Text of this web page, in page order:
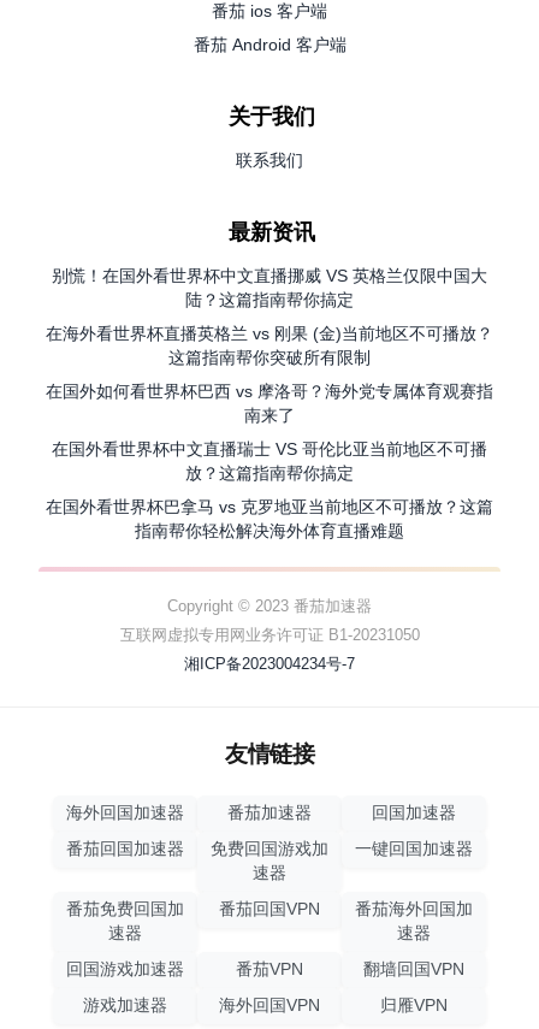
番茄 ios 客户端
番茄 Android 客户端
关于我们
联系我们
最新资讯
别慌！在国外看世界杯中文直播挪威 VS 英格兰仅限中国大
陆？这篇指南帮你搞定
在海外看世界杯直播英格兰 vs 刚果 (金)当前地区不可播放？
这篇指南帮你突破所有限制
在国外如何看世界杯巴西 vs 摩洛哥？海外党专属体育观赛指
南来了
在国外看世界杯中文直播瑞士 VS 哥伦比亚当前地区不可播
放？这篇指南帮你搞定
在国外看世界杯巴拿马 vs 克罗地亚当前地区不可播放？这篇
指南帮你轻松解决海外体育直播难题
Copyright © 2023 番茄加速器
互联网虚拟专用网业务许可证 B1-20231050
湘ICP备2023004234号-7
友情链接
海外回国加速器 番茄加速器
回国加速器
番茄回国加速器
免费回国游戏加
速器
一键回国加速器
番茄免费回国加
速器
番茄回国VPN
番茄海外回国加
速器
回国游戏加速器
番茄VPN
翻墙回国VPN
游戏加速器
海外回国VPN 归雁VPN